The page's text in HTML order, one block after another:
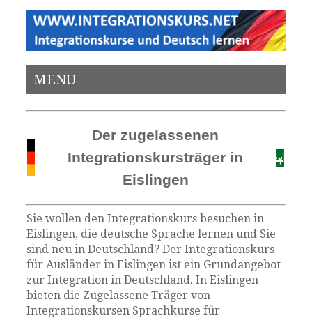
MENU
Der zugelassenen
Integrationskursträger in
Eislingen
Sie wollen den Integrationskurs besuchen in
Eislingen, die deutsche Sprache lernen und Sie
sind neu in Deutschland? Der Integrationskurs
für Ausländer in Eislingen ist ein Grundangebot
zur Integration in Deutschland. In Eislingen
bieten die Zugelassene Träger von
Integrationskursen Sprachkurse für